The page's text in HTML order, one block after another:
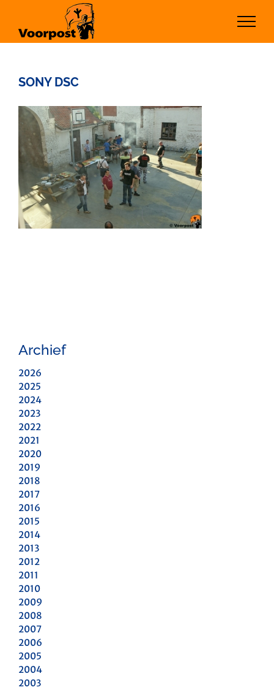
inhoud
SONY DSC
Archief
2026
2025
2024
2023
2022
2021
2020
2019
2018
2017
2016
2015
2014
2013
2012
2011
2010
2009
2008
2007
2006
2005
2004
2003